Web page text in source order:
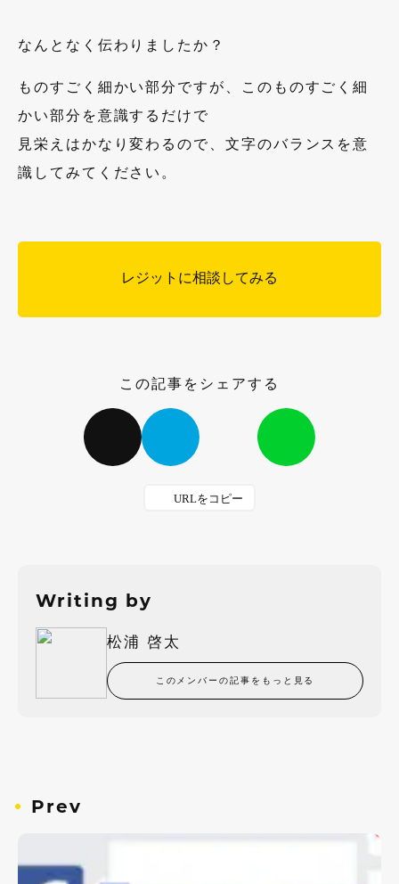
なんとなく伝わりましたか？
ものすごく細かい部分ですが、このものすごく細
かい部分を意識するだけで
見栄えはかなり変わるので、文字のバランスを意
識してみてください。
レジットに相談してみる
この記事をシェアする
Writing by
松浦 啓太
このメンバーの記事をもっと見る
Prev